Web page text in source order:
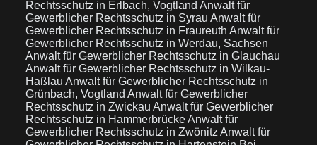
Rechtsschutz in Erlbach, Vogtland Anwalt für
Gewerblicher Rechtsschutz in Syrau Anwalt für
Gewerblicher Rechtsschutz in Fraureuth Anwalt für
Gewerblicher Rechtsschutz in Werdau, Sachsen
Anwalt für Gewerblicher Rechtsschutz in Glauchau
Anwalt für Gewerblicher Rechtsschutz in Wilkau-
Haßlau Anwalt für Gewerblicher Rechtsschutz in
Grünbach, Vogtland Anwalt für Gewerblicher
Rechtsschutz in Zwickau Anwalt für Gewerblicher
Rechtsschutz in HammerbrückeAnwalt für
Gewerblicher Rechtsschutz in Zwönitz Anwalt für